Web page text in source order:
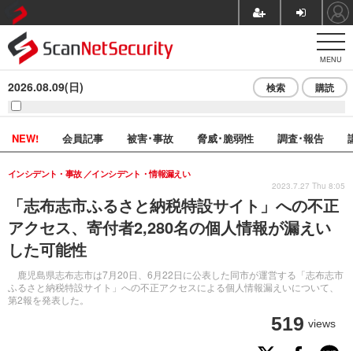
MENU
2026.08.09(日) 検索 購読
NEW! 会員記事 被害･事故 脅威･脆弱性 調査･報告
「志布志市ふるさと納税特設サイト」への不正
アクセス、寄付者2,280名の個人情報が漏えい
した可能性
鹿児島県志布志市は7月20日、6月22日に公表した同市が運営する「志布志市
ふるさと納税特設サイト」への不正アクセスによる個人情報漏えいについて、
第2報を発表した。
インシデント・事故 インシデント・情報漏えい
519 views
2023.7.27 Thu 8:05